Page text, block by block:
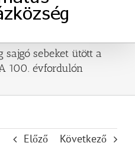
sajgó sebeket ütött a
100. évfordulón
Előző Következő